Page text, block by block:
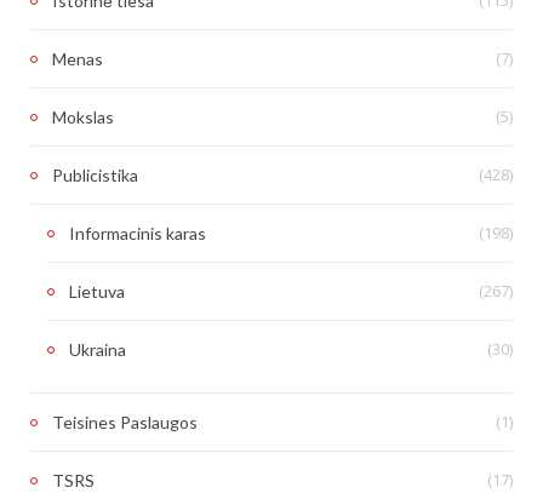
Menas (7)
Mokslas (5)
Publicistika (428)
Informacinis karas (198)
Lietuva (267)
Ukraina (30)
Teisines Paslaugos (1)
TSRS (17)